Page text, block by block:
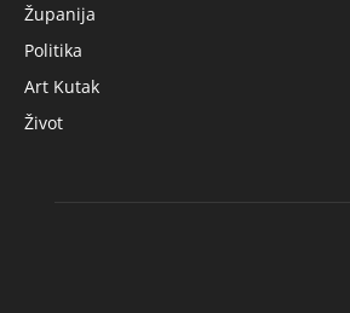
Županija
Politika
Art Kutak
Život